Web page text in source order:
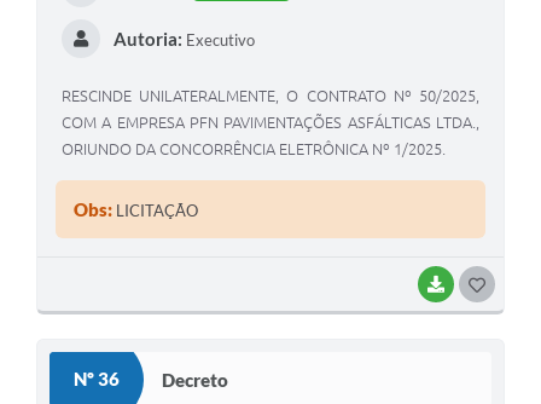
Serviços Online
Transparência
BAIXAR
Autoria: Executivo
RESCINDE UNILATERALMENTE, O CONTRATO Nº 50/2025,
COM A EMPRESA PFN PAVIMENTAÇÕES ASFÁLTICAS LTDA.,
ORIUNDO DA CONCORRÊNCIA ELETRÔNICA Nº 1/2025.
Obs: LICITAÇÃO
Nº 36 Decreto